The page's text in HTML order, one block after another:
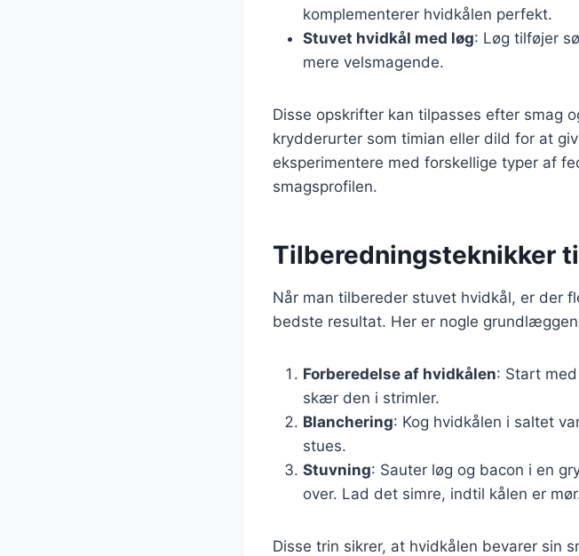
komplementerer hvidkålen perfekt.
Stuvet hvidkål med løg: Løg tilføjer
mere velsmagende.
Disse opskrifter kan tilpasses efter smag
krydderurter som timian eller dild for at
eksperimentere med forskellige typer af
smagsprofilen.
Tilberedningsteknikker
Når man tilbereder stuvet hvidkål, er der
bedste resultat. Her er nogle
Forberedelse af hvidkålen: Start
skær den i strimler.
Blanchering: Kog hvidkålen i saltet
stues.
Stuvning: Sauter løg og bacon i en
over. Lad det simre, indtil kålen er
Disse trin sikrer, at hvidkålen bevarer sin